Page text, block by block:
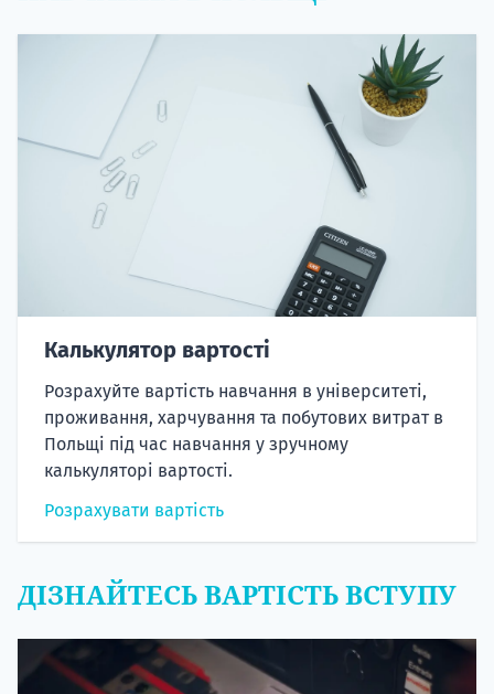
Калькулятор вартості
Розрахуйте вартість навчання в університеті,
проживання, харчування та побутових витрат в
Польщі під час навчання у зручному
калькуляторі вартості.
Розрахувати вартість
ДІЗНАЙТЕСЬ ВАРТІСТЬ ВСТУПУ